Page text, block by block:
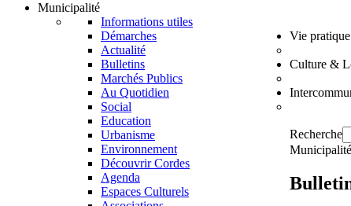
Municipalité
Informations utiles
Démarches
Actualité
Bulletins
Marchés Publics
Vie pratique
Au Quotidien
Social
Education
Urbanisme
Environnement
Culture &
Découvrir Cordes
Agenda
Espaces Culturels
Recherche
Municipalité